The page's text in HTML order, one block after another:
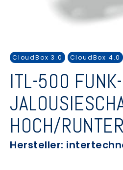
CloudBox 3.0 CloudBox 4.0
ITL-500 FUNK-
HOCH/RUNTER
Hersteller: